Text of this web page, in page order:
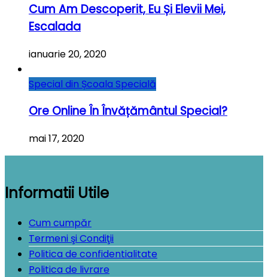
Cum Am Descoperit, Eu Și Elevii Mei,
Escalada
ianuarie 20, 2020
Special din Școala Specială
Ore Online În Învățământul Special?
mai 17, 2020
Informatii Utile
Cum cumpăr
Termeni şi Condiţii
Politica de confidentialitate
Politica de livrare